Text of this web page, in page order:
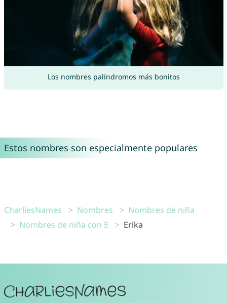
Los nombres palíndromos más bonitos
Estos nombres son especialmente populares
CharliesNames Nombres
Nombres de niña
Nombres de niña con E
Erika